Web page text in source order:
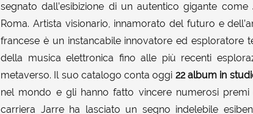
segnato dall’esibizione di un autentico gigante come
Roma. Artista visionario, innamorato del futuro e
francese è un instancabile innovatore ed esploratore
della musica elettronica fino alle più recenti
metaverso. Il suo catalogo conta oggi 22 album in
nel mondo e gli hanno fatto vincere numerosi premi
carriera Jarre ha lasciato un segno indelebile